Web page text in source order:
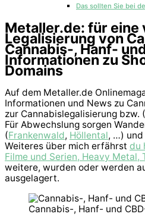
Das sollten Sie bei
Metaller.de: für eine
Legalisierung von
Cannabis-, Hanf-
Informationen zu
Domains
Auf dem Metaller.de
Informationen und News zu
zur Cannabislegalisierung bzw.
Für Abwechslung sorgen
(Frankenwald, Höllental, …) und
Weiteres über mich erfährst du
Filme und Serien, Heavy Metal,
weitere, wurden oder werden
ausgelagert.
Cannabis-, Hanf- und